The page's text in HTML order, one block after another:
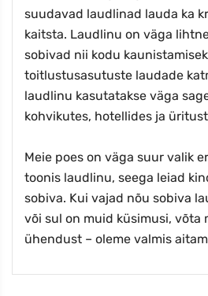
suudavad laudlinad lauda ka
kaitsta. Laudlinu on väga
sobivad nii kodu
toitlustusasutuste laudade
laudlinu kasutatakse väga
kohvikutes, hotellides ja
Meie poes on väga suur valik
toonis laudlinu, seega leiad
sobiva. Kui vajad nõu sobiva
või sul on muid küsimusi, võta
ühendust – oleme valmis